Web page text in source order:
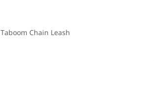
Taboom Chain Leash